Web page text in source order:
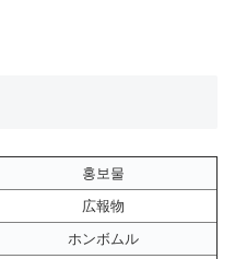
홍보물
広報物
ホンボムル